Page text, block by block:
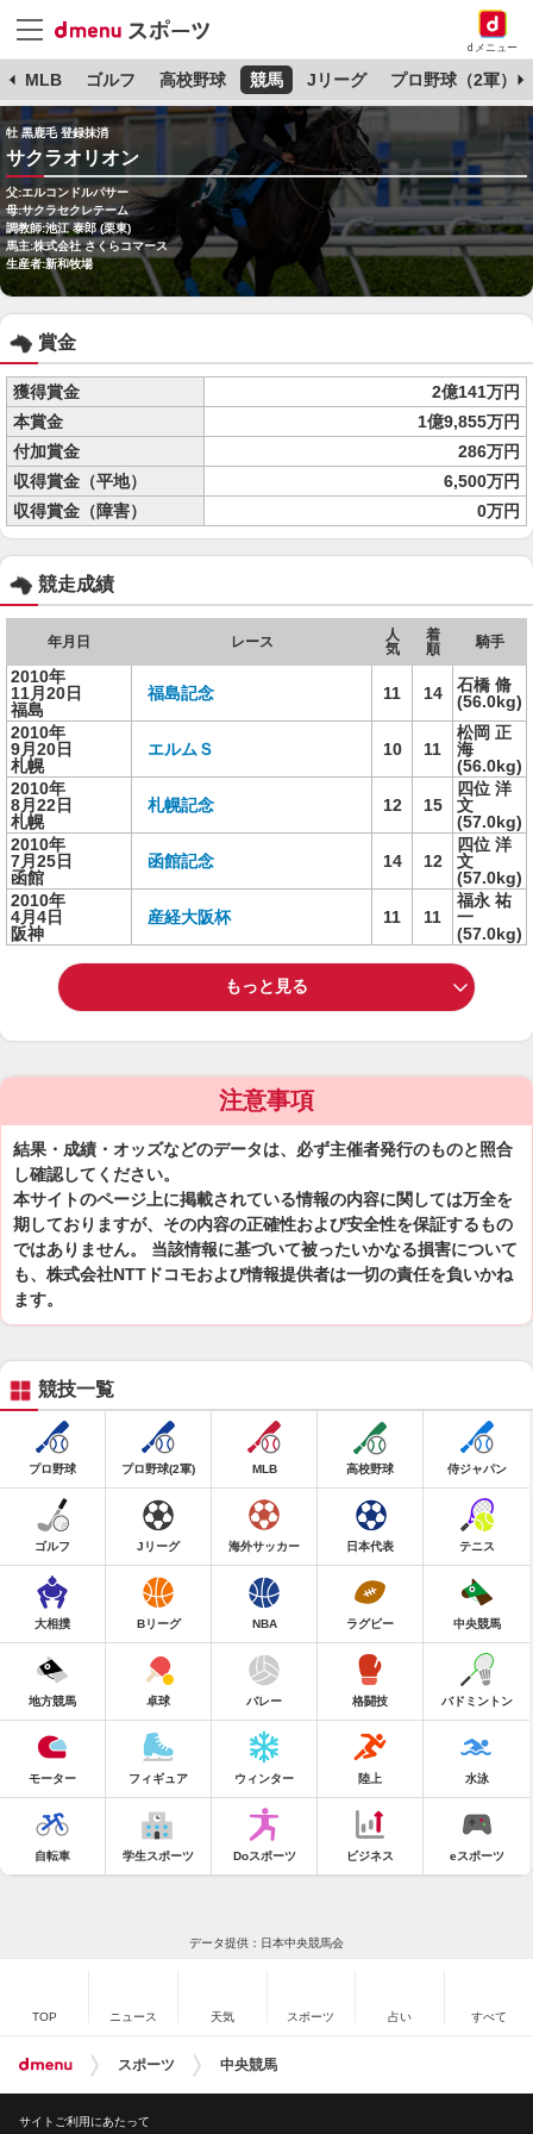
dメニュー
MLB ゴルフ 高校野球 競馬 Jリーグ プロ野球（2軍）
牡 黒鹿毛 登録抹消
サクラオリオン
父:エルコンドルパサー
母:サクラセクレテーム
調教師:池江 泰郎 (栗東)
馬主:株式会社 さくらコマース
生産者:新和牧場
賞金
獲得賞金
2億141万円
本賞金
1億9,855万円
付加賞金
286万円
収得賞金（平地）
6,500万円
収得賞金（障害）
0万円
競走成績
年月日 レース
人
気
着
順
騎手
2010年
11月20日
福島
福島記念 11 14
石橋 脩
(56.0kg)
2010年
9月20日
札幌
エルムＳ 10 11
松岡 正
海
(56.0kg)
2010年
8月22日
札幌
札幌記念 12 15
四位 洋
文
(57.0kg)
2010年
7月25日
函館
函館記念 14 12
四位 洋
文
(57.0kg)
2010年
4月4日
阪神
産経大阪杯 11 11
福永 祐
一
(57.0kg)
もっと見る
注意事項
結果・成績・オッズなどのデータは、必ず主催者発行のものと照合
し確認してください。
本サイトのページ上に掲載されている情報の内容に関しては万全を
期しておりますが、その内容の正確性および安全性を保証するもの
ではありません。 当該情報に基づいて被ったいかなる損害について
も、株式会社NTTドコモおよび情報提供者は一切の責任を負いかね
ます。
競技一覧
プロ野球 プロ野球(2軍) MLB 高校野球 侍ジャパン
ゴルフ Jリーグ 海外サッカー 日本代表 テニス
大相撲 Bリーグ NBA ラグビー 中央競馬
地方競馬 卓球 バレー 格闘技 バドミントン
モーター フィギュア ウィンター 陸上 水泳
自転車 学生スポーツ Doスポーツ ビジネス eスポーツ
データ提供：日本中央競馬会
TOP ニュース 天気 スポーツ 占い すべて
スポーツ 中央競馬
サイトご利用にあたって